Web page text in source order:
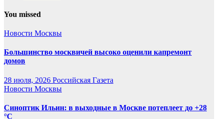
You missed
Новости Москвы
Большинство москвичей высоко оценили капремонт
домов
28 июля, 2026 Российская Газета
Новости Москвы
Синоптик Ильин: в выходные в Москве потеплеет до +28
°C